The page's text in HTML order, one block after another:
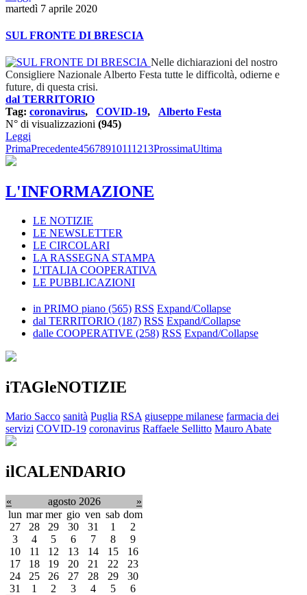
martedì 7 aprile 2020
SUL FRONTE DI BRESCIA
Nelle dichiarazioni del nostro
Consigliere Nazionale Alberto Festa tutte le difficoltà, odierne e
future, di questa crisi.
dal TERRITORIO
Tag: coronavirus, COVID-19, Alberto Festa
N° di visualizzazioni (945)
Leggi
PrimaPrecedente45678910111213ProssimaUltima
L'INFORMAZIONE
LE NOTIZIE
LE NEWSLETTER
LE CIRCOLARI
LA RASSEGNA STAMPA
L'ITALIA COOPERATIVA
LE PUBBLICAZIONI
in PRIMO piano (565) RSS Expand/Collapse
dal TERRITORIO (187) RSS Expand/Collapse
dalle COOPERATIVE (258) RSS Expand/Collapse
iTAGleNOTIZIE
Mario Sacco sanità Puglia RSA giuseppe milanese farmacia dei
servizi COVID-19 coronavirus Raffaele Sellitto Mauro Abate
ilCALENDARIO
« agosto 2026
»
lun mar mer gio ven sab dom
27
28 29 30 31 1
2
3
4 5 6 7 8
9
10
11 12 13 14 15
16
17
18 19 20 21 22
23
24
25 26 27 28 29
30
31
1 2 3 4 5 6